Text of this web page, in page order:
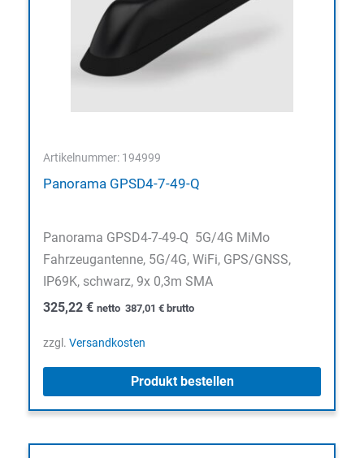
Artikelnummer: 194999
Panorama GPSD4-7-49-Q
Panorama GPSD4-7-49-Q 5G/4G MiMo
Fahrzeugantenne, 5G/4G, WiFi, GPS/GNSS,
IP69K, schwarz, 9x 0,3m SMA
325,22 € netto 387,01 € brutto
zzgl. Versandkosten
Produkt bestellen